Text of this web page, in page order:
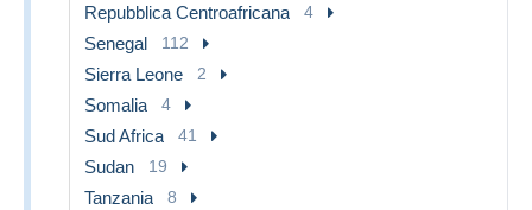
Repubblica Centroafricana 4
Senegal 112
Sierra Leone 2
Somalia 4
Sud Africa 41
Sudan 19
Tanzania 8